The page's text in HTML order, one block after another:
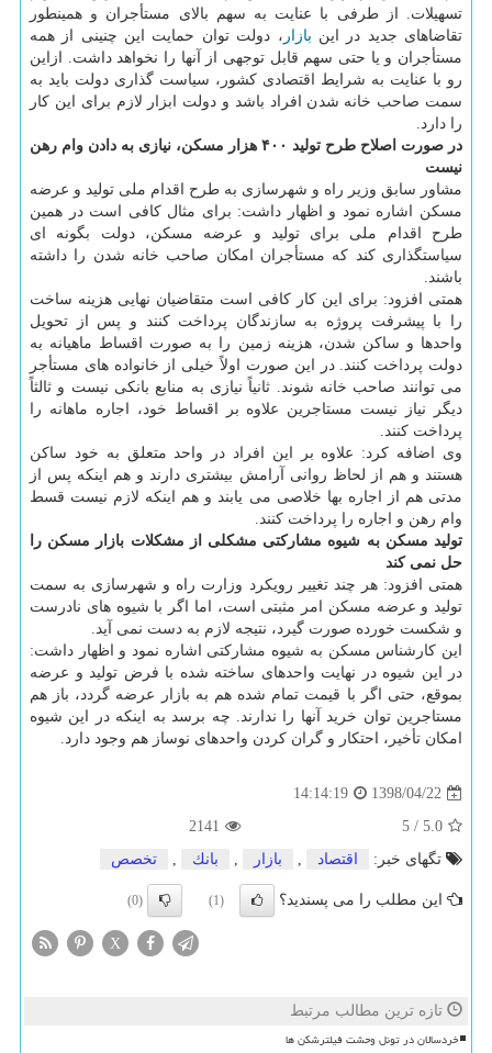
تسهیلات. از طرفی با عنایت به سهم بالای مستأجران و همینطور
تقاضاهای جدید در این بازار ، دولت توان حمایت این چنینی از همه
مستأجران و یا حتی سهم قابل توجهی از آنها را نخواهد داشت. ازاین
رو با عنایت به شرایط اقتصادی كشور، سیاست گذاری دولت باید به
سمت صاحب خانه شدن افراد باشد و دولت ابزار لازم برای این كار
را دارد.
در صورت اصلاح طرح تولید ۴۰۰ هزار مسكن، نیازی به دادن وام رهن
نیست
مشاور سابق وزیر راه و شهرسازی به طرح اقدام ملی تولید و عرضه
مسكن اشاره نمود و اظهار داشت: برای مثال كافی است در همین
طرح اقدام ملی برای تولید و عرضه مسكن، دولت بگونه ای
سیاستگذاری كند كه مستأجران امكان صاحب خانه شدن را داشته
باشند.
همتی افزود: برای این كار كافی است متقاضیان نهایی هزینه ساخت
را با پیشرفت پروژه به سازندگان پرداخت كنند و پس از تحویل
واحدها و ساكن شدن، هزینه زمین را به صورت اقساط ماهیانه به
دولت پرداخت كنند. در این صورت اولاً خیلی از خانواده های مستأجر
می توانند صاحب خانه شوند. ثانیاً نیازی به منابع بانكی نیست و ثالثاً
دیگر نیاز نیست مستاجرین علاوه بر اقساط خود، اجاره ماهانه را
پرداخت كنند.
وی اضافه كرد: علاوه بر این افراد در واحد متعلق به خود ساكن
هستند و هم از لحاظ روانی آرامش بیشتری دارند و هم اینكه پس از
مدتی هم از اجاره بها خلاصی می یابند و هم اینكه لازم نیست قسط
وام رهن و اجاره را پرداخت كنند.
تولید مسكن به شیوه مشاركتی مشكلی از مشكلات بازار مسكن را
حل نمی كند
همتی افزود: هر چند تغییر رویكرد وزارت راه و شهرسازی به سمت
تولید و عرضه مسكن امر مثبتی است، اما اگر با شیوه های نادرست
و شكست خورده صورت گیرد، نتیجه لازم به دست نمی آید.
این كارشناس مسكن به شیوه مشاركتی اشاره نمود و اظهار داشت:
در این شیوه در نهایت واحدهای ساخته شده با فرض تولید و عرضه
بموقع، حتی اگر با قیمت تمام شده هم به بازار عرضه گردد، باز هم
مستاجرین توان خرید آنها را ندارند. چه برسد به اینكه در این شیوه
امكان تأخیر، احتكار و گران كردن واحدهای نوساز هم وجود دارد.
1398/04/22
14:14:19
5.0
/
5
2141
تگهای خبر:
اقتصاد , بازار , بانك , تخصص
این مطلب را می پسندید؟ (1)
(0)
X
تازه ترین مطالب مرتبط
خردسالان در تونل وحشت فیلترشکن ها